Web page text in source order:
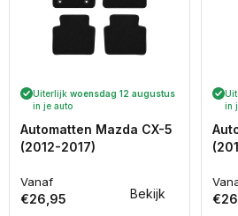
Bekijk
Uiterlijk woensdag 12 augustus
in je auto
Automatten Mazda CX-5
(2012-2017)
Normale
prijs
Vanaf
€26,95
in
prijs